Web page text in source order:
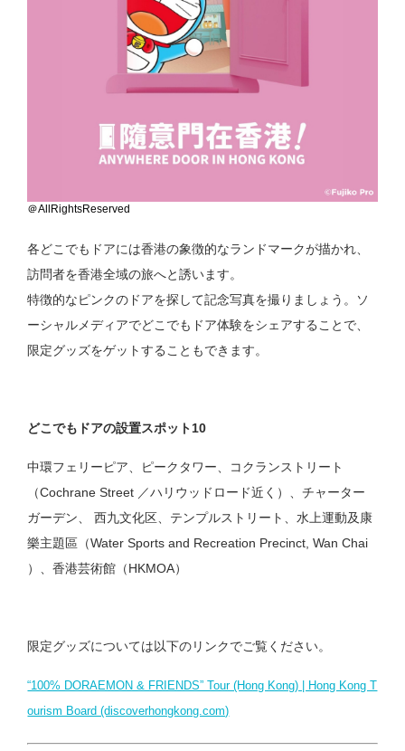
＠AllRightsReserved
各どこでもドアには香港の象徴的なランドマークが描かれ、
訪問者を香港全域の旅へと誘います。
特徴的なピンクのドアを探して記念写真を撮りましょう。ソ
ーシャルメディアでどこでもドア体験をシェアすることで、
限定グッズをゲットすることもできます。
どこでもドアの設置スポット10
中環フェリーピア、ピークタワー、コクランストリート
（Cochrane Street ／ハリウッドロード近く）、チャーター
ガーデン、 西九文化区、テンプルストリート、水上運動及康
樂主題區（Water Sports and Recreation Precinct, Wan Chai
）、香港芸術館（HKMOA）
限定グッズについては以下のリンクでご覧ください。
“100% DORAEMON & FRIENDS” Tour (Hong Kong) | Hong Kong T
ourism Board (discoverhongkong.com)